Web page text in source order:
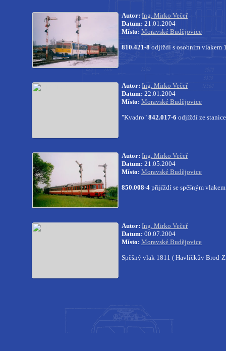
Autor: Ing. Mirko Večeř
Datum: 21.01.2004
Místo: Moravské Budějovice
810.421-8 odjíždí s osobním vlakem
Autor: Ing. Mirko Večeř
Datum: 22.01.2004
Místo: Moravské Budějovice
"Kvadro" 842.017-6 odjíždí ze
Autor: Ing. Mirko Večeř
Datum: 21.05.2004
Místo: Moravské Budějovice
850.008-4 přijíždí se spěšným
Autor: Ing. Mirko Večeř
Datum: 00.07.2004
Místo: Moravské Budějovice
Spěšný vlak 1811 ( Havlíčkův